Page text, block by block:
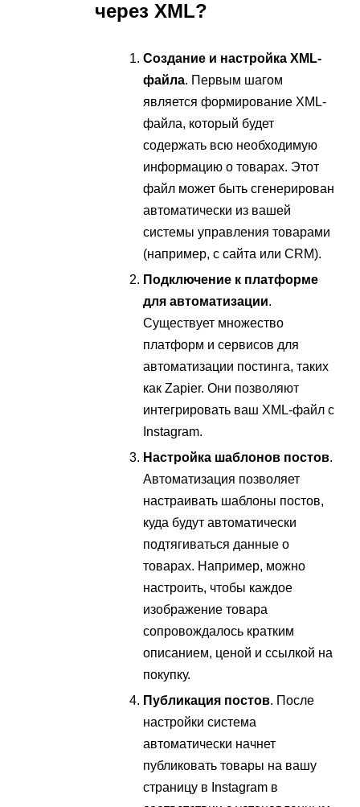
через XML?
Создание и настройка XML-
файла. Первым шагом
является формирование XML-
файла, который будет
содержать всю необходимую
информацию о товарах. Этот
файл может быть сгенерирован
автоматически из вашей
системы управления товарами
(например, с сайта или CRM).
Подключение к платформе
для автоматизации.
Существует множество
платформ и сервисов для
автоматизации постинга, таких
как Zapier. Они позволяют
интегрировать ваш XML-файл с
Instagram.
Настройка шаблонов постов.
Автоматизация позволяет
настраивать шаблоны постов,
куда будут автоматически
подтягиваться данные о
товарах. Например, можно
настроить, чтобы каждое
изображение товара
сопровождалось кратким
описанием, ценой и ссылкой на
покупку.
Публикация постов. После
настройки система
автоматически начнет
публиковать товары на вашу
страницу в Instagram в